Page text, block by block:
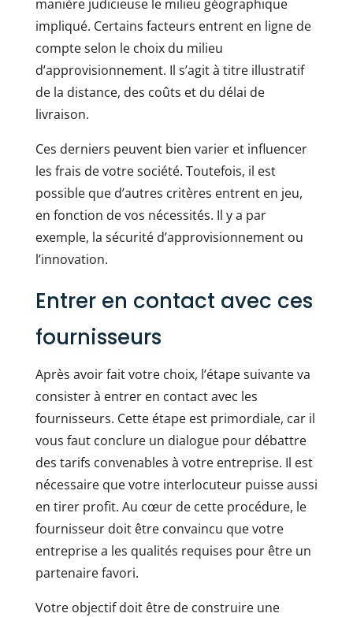
manière judicieuse le milieu géographique
impliqué. Certains facteurs entrent en ligne de
compte selon le choix du milieu
d’approvisionnement. Il s’agit à titre illustratif
de la distance, des coûts et du délai de
livraison.
Ces derniers peuvent bien varier et influencer
les frais de votre société. Toutefois, il est
possible que d’autres critères entrent en jeu,
en fonction de vos nécessités. Il y a par
exemple, la sécurité d’approvisionnement ou
l’innovation.
Entrer en contact avec ces
fournisseurs
Après avoir fait votre choix, l’étape suivante va
consister à entrer en contact avec les
fournisseurs. Cette étape est primordiale, car il
vous faut conclure un dialogue pour débattre
des tarifs convenables à votre entreprise. Il est
nécessaire que votre interlocuteur puisse aussi
en tirer profit. Au cœur de cette procédure, le
fournisseur doit être convaincu que votre
entreprise a les qualités requises pour être un
partenaire favori.
Votre objectif doit être de construire une